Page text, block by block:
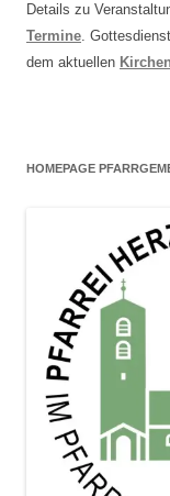
Details zu
Termine.
dem aktuellen
HOMEPAGE